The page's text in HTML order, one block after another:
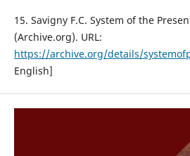
15. Savigny F.C. System of the
(Archive.org). URL:
https://archive.org/details/
English]